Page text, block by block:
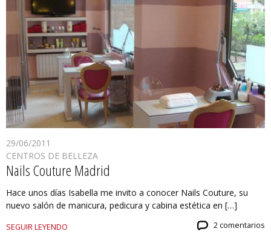
29/06/2011
CENTROS DE BELLEZA
Nails Couture Madrid
Hace unos días Isabella me invito a conocer Nails Couture, su
nuevo salón de manicura, pedicura y cabina estética en […]
SEGUIR LEYENDO 2 comentarios